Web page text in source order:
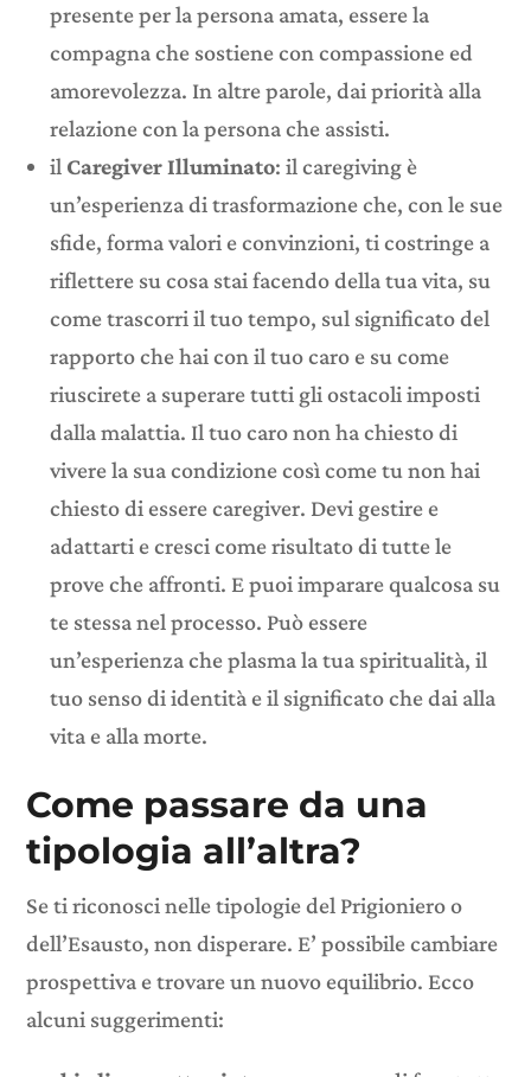
presente per la persona amata, essere la
compagna che sostiene con compassione ed
amorevolezza. In altre parole, dai priorità alla
relazione con la persona che assisti.
il Caregiver Illuminato: il caregiving è
un’esperienza di trasformazione che, con le sue
sfide, forma valori e convinzioni, ti costringe a
riflettere su cosa stai facendo della tua vita, su
come trascorri il tuo tempo, sul significato del
rapporto che hai con il tuo caro e su come
riuscirete a superare tutti gli ostacoli imposti
dalla malattia. Il tuo caro non ha chiesto di
vivere la sua condizione così come tu non hai
chiesto di essere caregiver. Devi gestire e
adattarti e cresci come risultato di tutte le
prove che affronti. E puoi imparare qualcosa su
te stessa nel processo. Può essere
un’esperienza che plasma la tua spiritualità, il
tuo senso di identità e il significato che dai alla
vita e alla morte.
Come passare da una
tipologia all’altra?
Se ti riconosci nelle tipologie del Prigioniero o
dell’Esausto, non disperare. E’ possibile cambiare
prospettiva e trovare un nuovo equilibrio. Ecco
alcuni suggerimenti: